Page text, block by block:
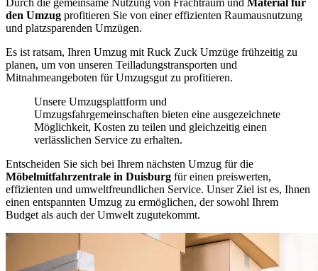
Durch die gemeinsame Nutzung von Frachtraum und Material für
den Umzug profitieren Sie von einer effizienten Raumausnutzung
und platzsparenden Umzügen.
Es ist ratsam, Ihren Umzug mit Ruck Zuck Umzüge frühzeitig zu
planen, um von unseren Teilladungstransporten und
Mitnahmeangeboten für Umzugsgut zu profitieren.
Unsere Umzugsplattform und
Umzugsfahrgemeinschaften bieten eine ausgezeichnete
Möglichkeit, Kosten zu teilen und gleichzeitig einen
verlässlichen Service zu erhalten.
Entscheiden Sie sich bei Ihrem nächsten Umzug für die
Möbelmitfahrzentrale in Duisburg für einen preiswerten,
effizienten und umweltfreundlichen Service. Unser Ziel ist es, Ihnen
einen entspannten Umzug zu ermöglichen, der sowohl Ihrem
Budget als auch der Umwelt zugutekommt.